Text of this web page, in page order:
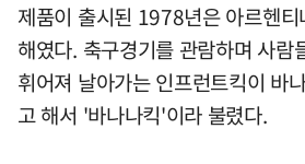
제품이 출시된 1978년은 아르헨
해였다. 축구경기를 관람하며 사람
휘어져 날아가는 인프런트킥이 바
고 해서 '바나나킥'이라 불렸다.